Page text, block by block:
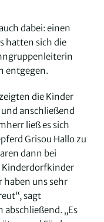
dabei: einen
hatten sich die
entgegen.
die Kinder
anschließend
ließ es sich
Grisou Hallo zu
dann bei
Kinderdorfkinder
haben uns sehr
sagt
„Es